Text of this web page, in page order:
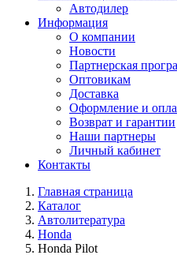
Автодилер
Информация
О компании
Новости
Партнерская
Оптовикам
Доставка
Оформление и
Возврат и гарантии
Наши партнеры
Личный кабинет
Контакты
Главная страница
Каталог
Автолитература
Honda
Honda Pilot